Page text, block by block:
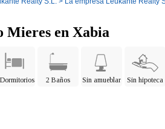
Mieres en Xabia
2 Baños Sin amueblar Sin hipoteca